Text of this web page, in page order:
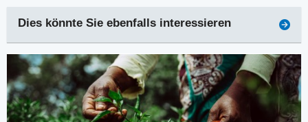
Dies könnte Sie ebenfalls interessieren